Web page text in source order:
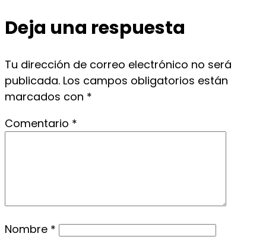
Deja una respuesta
Tu dirección de correo electrónico no será
publicada. Los campos obligatorios están
marcados con *
Comentario *
Nombre *